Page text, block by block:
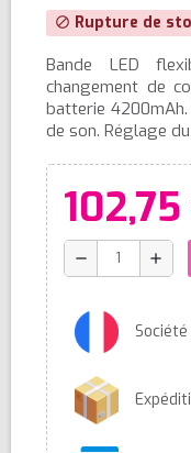
block Rupture de
Bande LED
changement de
batterie
de son. Réglage
remove add